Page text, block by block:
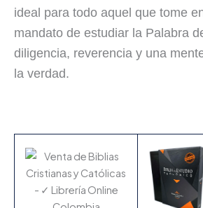
ideal para todo aquel que tome
mandato de estudiar la Palabra
diligencia, reverencia y una
la verdad.